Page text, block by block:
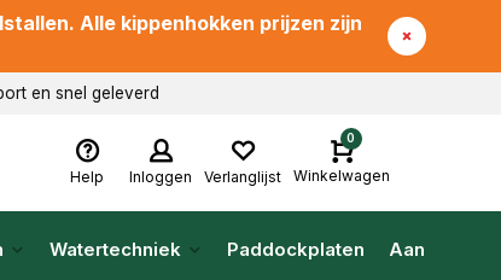
Alle kippenhokken prijzen zijn
en snel geleverd
Help Inloggen Verlanglijst
0
Winkelwagen
Watertechniek Paddockplaten